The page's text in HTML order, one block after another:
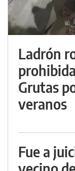
Ladrón
Grutas
veranos
Fue a